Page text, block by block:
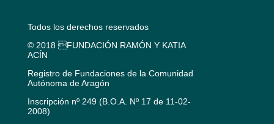
Todos los derechos reservados
© 2018 FUNDACIÓN RAMÓN Y KATIA
ACÍN
Registro de Fundaciones de la Comunidad
Autónoma de Aragón
Inscripción nº 249 (B.O.A. Nº 17 de 11-02-
2008)